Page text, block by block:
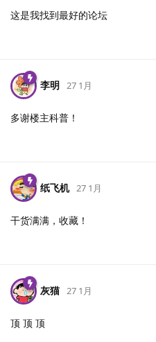
这是我找到最好的论坛
李明 27 1月
多谢楼主科普！
纸飞机 27 1月
干货满满，收藏！
灰猫 27 1月
顶 顶 顶